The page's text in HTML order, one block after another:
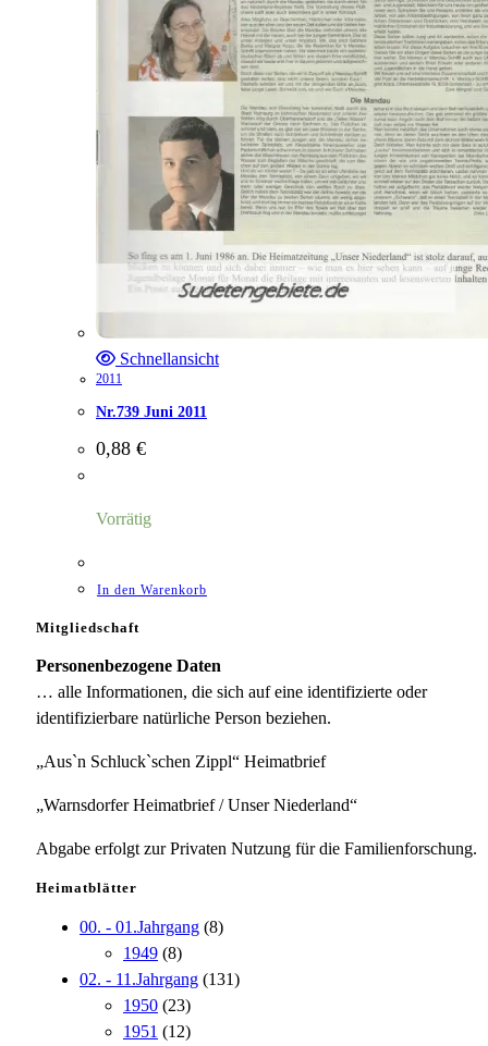
Schnellansicht
2011
Nr.739 Juni 2011
0,88 €
Vorrätig
In den Warenkorb
Mitgliedschaft
Personenbezogene Daten
… alle Informationen, die sich auf eine identifizierte oder
identifizierbare natürliche Person beziehen.
„Aus`n Schluck`schen Zippl“ Heimatbrief
„Warnsdorfer Heimatbrief / Unser Niederland“
Abgabe erfolgt zur Privaten Nutzung für die Familienforschung.
Heimatblätter
00. - 01.Jahrgang (8)
1949 (8)
02. - 11.Jahrgang (131)
1950 (23)
1951 (12)